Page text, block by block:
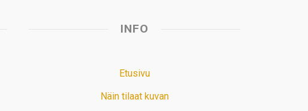
INFO
Etusivu
Näin tilaat kuvan